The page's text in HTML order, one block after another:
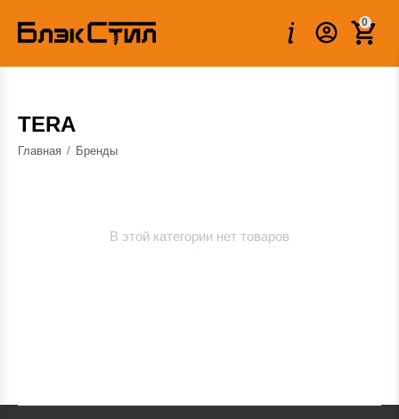
0
TERA
Главная / Бренды
В этой категории нет товаров